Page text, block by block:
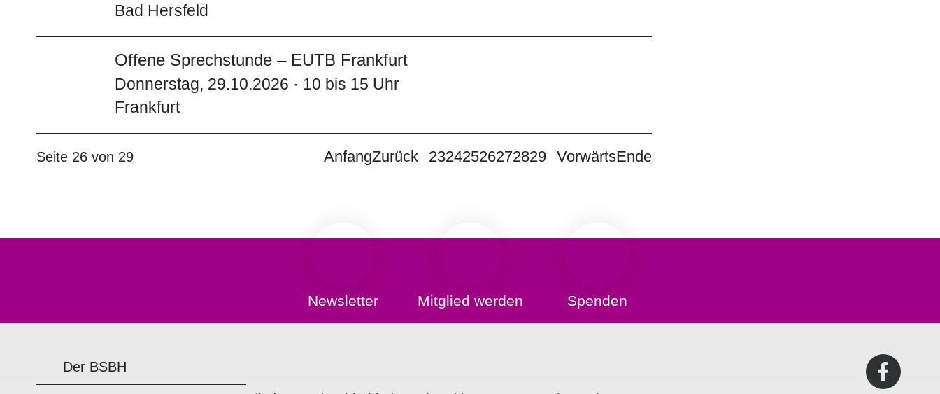
Bad Hersfeld
Offene Sprechstunde – EUTB Frankfurt
Donnerstag, 29.10.2026 · 10 bis 15 Uhr
Frankfurt
Seite 26 von 29 AnfangZurück 23242526272829 VorwärtsEnde
Newsletter Mitglied werden Spenden
Der BSBH